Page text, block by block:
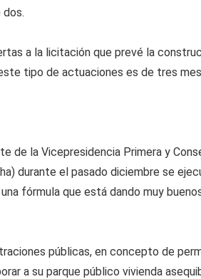
dos.
a la licitación que prevé la
tipo de actuaciones es de tres
de la Vicepresidencia Primera y
durante el pasado diciembre se
fórmula que está dando muy
públicas, en concepto de
a su parque público vivienda